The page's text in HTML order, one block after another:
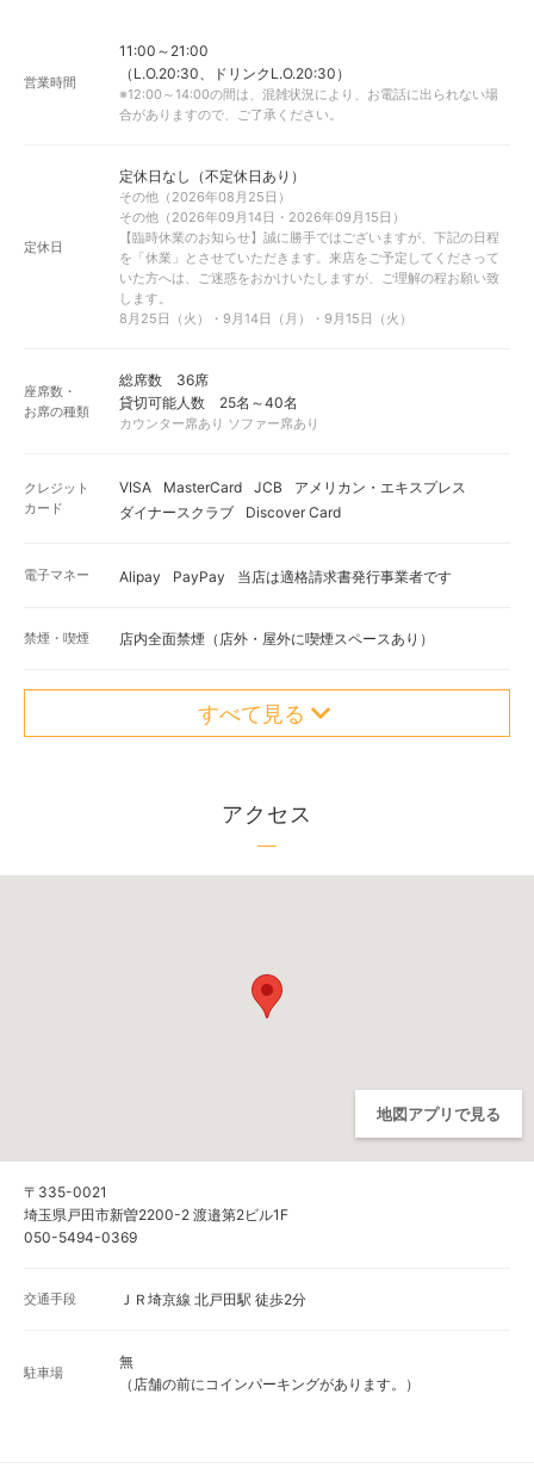
営業時間
11:00～21:00
（L.O.20:30、ドリンクL.O.20:30）
※12:00～14:00の間は、混雑状況により、お電話に出られない場
合がありますので、ご了承ください。
定休日
定休日なし（不定休日あり）
その他（2026年08月25日）
その他（2026年09月14日・2026年09月15日）
【臨時休業のお知らせ】誠に勝手ではございますが、下記の日程
を「休業」とさせていただきます。来店をご予定してくださって
いた方へは、ご迷惑をおかけいたしますが、ご理解の程お願い致
します。
8月25日（火）・9月14日（月）・9月15日（火）
座席数・
お席の種類
総席数 36席
貸切可能人数 25名～40名
カウンター席あり ソファー席あり
クレジット
カード
VISA MasterCard JCB
アメリカン・エキスプレス
ダイナースクラブ
Discover Card
電子マネー Alipay PayPay 当店は適格請求書発行事業者です
禁煙・喫煙 店内全面禁煙（店外・屋外に喫煙スペースあり）
すべて見る
アクセス
地図アプリで見る
〒335-0021
埼玉県戸田市新曽2200-2 渡邉第2ビル1F
050-5494-0369
交通手段 ＪＲ埼京線 北戸田駅 徒歩2分
駐車場
無
（店舗の前にコインパーキングがあります。）